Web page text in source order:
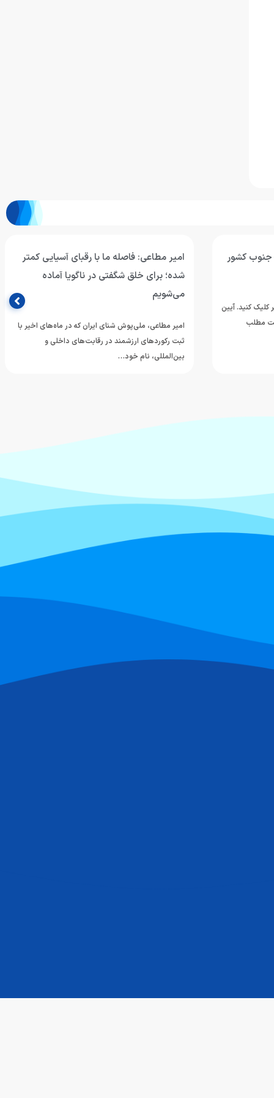
جنوب کشور
کلیک کنید. آیین
مطلب
امیر مطاعی: فاصله ما با رقبای آسیایی کمتر
شده؛ برای خلق شگفتی در ناگویا آماده
می‌شویم
امیر مطاعی، ملی‌پوش شنای ایران که در ماه‌های اخیر با
ثبت رکوردهای ارزشمند در رقابت‌های داخلی و
بین‌المللی، نام خود…